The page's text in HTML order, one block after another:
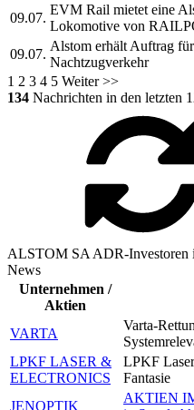
09.07.
EVM Rail mietet eine
Lokomotive von
09.07.
Alstom erhält Auftrag
Nachtzugverkehr
1 2 3 4 5 Weiter >>
134 Nachrichten in den letzten
ALSTOM SA ADR-Investoren
News
Unternehmen /
Aktien
VARTA
Varta-
LPKF LASER &
ELECTRONICS
LPKF
Fantasie
JENOPTIK
AKTIEN